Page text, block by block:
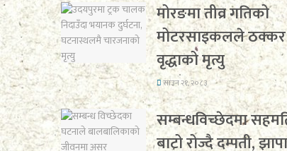
मोरङमा तीव्र गतिको
मोटरसाइकलले ठक्कर
वृद्धाको मृत्यु
साउन २१, २०८३
सम्बन्धविच्छेदमा
बाटो रोज्दै दम्पती,